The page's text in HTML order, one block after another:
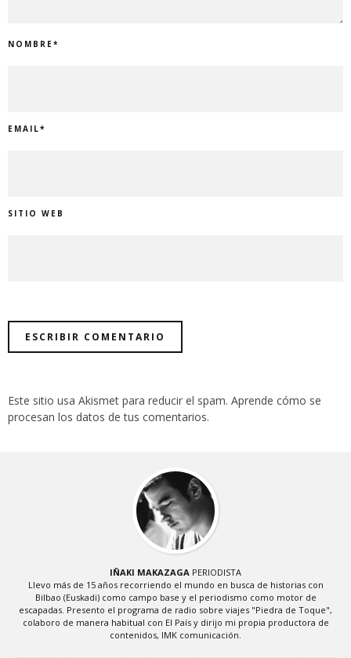
NOMBRE*
EMAIL*
SITIO WEB
Este sitio usa Akismet para reducir el spam. Aprende cómo se
procesan los datos de tus comentarios.
IÑAKI MAKAZAGA PERIODISTA
Llevo más de 15 años recorriendo el mundo en busca de historias con
Bilbao (Euskadi) como campo base y el periodismo como motor de
escapadas. Presento el programa de radio sobre viajes "Piedra de Toque",
colaboro de manera habitual con El País y dirijo mi propia productora de
contenidos, IMK comunicación.